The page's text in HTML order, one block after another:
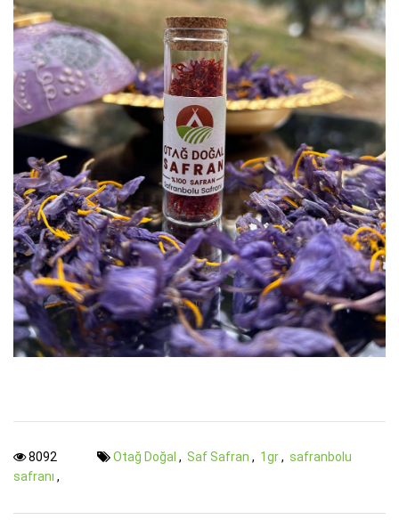
8092 Otağ Doğal , Saf Safran , 1gr, safranbolu
safranı ,